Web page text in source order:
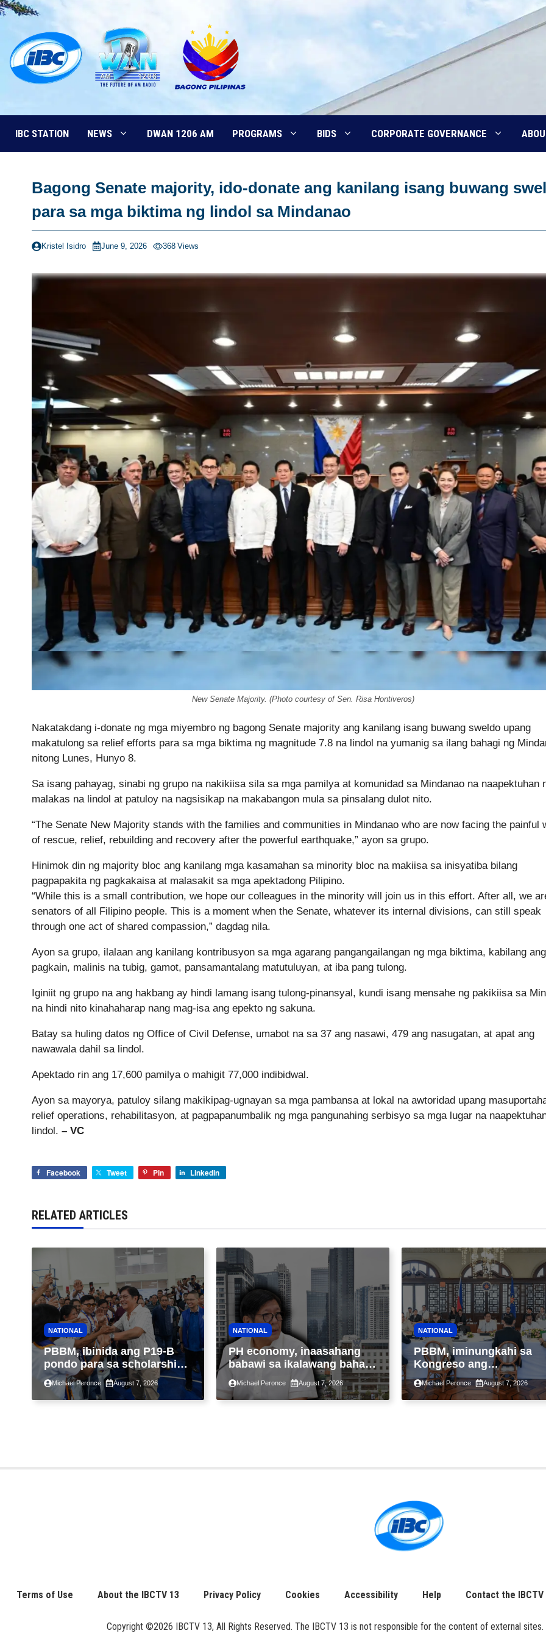
Skip
content
IBC STATION NEWS DWAN 1206 AM PROGRAMS BIDS CORPORATE GOVERNANCE
Bagong Senate majority, ido-donate ang kanilang isang buwang
para sa mga biktima ng lindol sa Mindanao
Kristel Isidro June 9, 2026 368 Views
New Senate Majority. (Photo courtesy of Sen. Risa Hontiveros)
Nakatakdang i-donate ng mga miyembro ng bagong Senate majority ang kanilang isang buwang sweldo upang
makatulong sa relief efforts para sa mga biktima ng magnitude 7.8 na lindol na yumanig sa ilang bahagi ng
nitong Lunes, Hunyo 8.
Sa isang pahayag, sinabi ng grupo na nakikiisa sila sa mga pamilya at komunidad sa Mindanao na naapektuhan
malakas na lindol at patuloy na nagsisikap na makabangon mula sa pinsalang dulot nito.
“The Senate New Majority stands with the families and communities in Mindanao who are now facing the painful
of rescue, relief, rebuilding and recovery after the powerful earthquake,” ayon sa grupo.
Hinimok din ng majority bloc ang kanilang mga kasamahan sa minority bloc na makiisa sa inisyatiba bilang
pagpapakita ng pagkakaisa at malasakit sa mga apektadong Pilipino.
“While this is a small contribution, we hope our colleagues in the minority will join us in this effort. After all, we
senators of all Filipino people. This is a moment when the Senate, whatever its internal divisions, can still speak
through one act of shared compassion,” dagdag nila.
Ayon sa grupo, ilalaan ang kanilang kontribusyon sa mga agarang pangangailangan ng mga biktima, kabilang ang
pagkain, malinis na tubig, gamot, pansamantalang matutuluyan, at iba pang tulong.
Iginiit ng grupo na ang hakbang ay hindi lamang isang tulong-pinansyal, kundi isang mensahe ng pakikiisa sa
na hindi nito kinahaharap nang mag-isa ang epekto ng sakuna.
Batay sa huling datos ng Office of Civil Defense, umabot na sa 37 ang nasawi, 479 ang nasugatan, at apat ang
nawawala dahil sa lindol.
Apektado rin ang 17,600 pamilya o mahigit 77,000 indibidwal.
Ayon sa mayorya, patuloy silang makikipag-ugnayan sa mga pambansa at lokal na awtoridad upang
relief operations, rehabilitasyon, at pagpapanumbalik ng mga pangunahing serbisyo sa mga lugar na
lindol. – VC
Facebook Tweet Pin LinkedIn
RELATED ARTICLES
NATIONAL
PBBM, ibinida ang P19-B
pondo para sa scholarship
ngayong taon, pinakamalaki
sa kasaysayan ng TESDA
Michael Peronce August 7, 2026
NATIONAL
PH economy, inaasahang
babawi sa ikalawang bahagi
ng taon kasunod ng 2.3%
GDP dulot ng Middle East
war, pagkaantala ng public
Michael Peronce August 7, 2026
NATIONAL
PBBM, iminungkahi sa
Kongreso ang
pansamantalang
suspensyon sa
pagpapatupad ng Real
Michael Peronce August 7, 2026
Terms of Use About the IBCTV 13 Privacy Policy Cookies Accessibility Help Contact the IBCTV
Copyright ©2026 IBCTV 13, All Rights Reserved. The IBCTV 13 is not responsible for the content of external